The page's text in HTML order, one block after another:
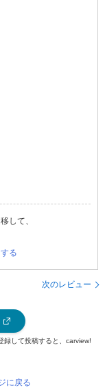
して、
る
次のレビュー
して投稿すると、carview!
に戻る